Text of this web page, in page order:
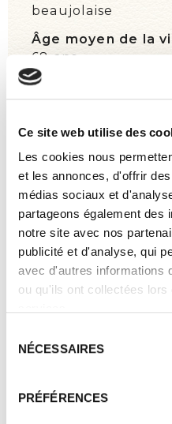
Ce site web utilise des
Les cookies nous
et les annonces, d'offrir
médias sociaux et
partageons également des
notre site avec nos
publicité et d'analyse, qui
avec d'autres informations
ou qu'ils ont collectées
NÉCESSAIRES
PRÉFÉRENCES
beaujolaise
Âge moyen de la
68 ans
Vinification :
Vendanges et tri
Égrappage 100%
Alternance
Macération à froid
Fermentation
Débourbage 10
Levures indigènes
Élevage :
10 mois d’élevage,
au domaine
plus de 10 ans